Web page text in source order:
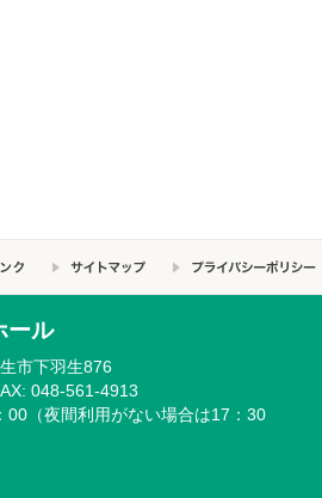
ール
市下羽生876
048-561-4913
00（夜間利用がない場合は17：30